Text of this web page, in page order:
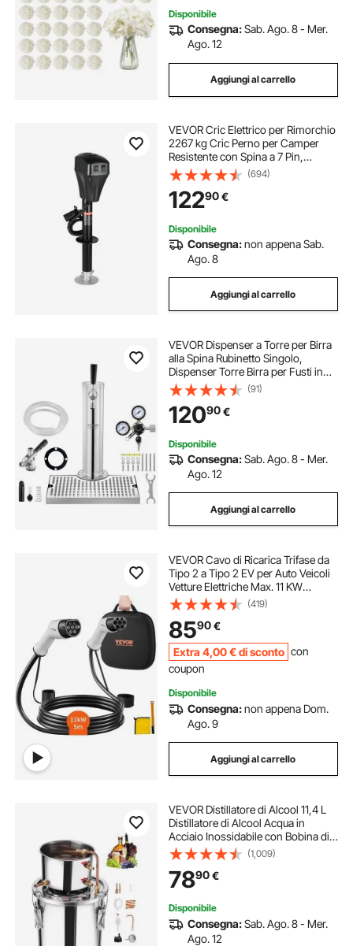
Disponibile
Consegna:Sab. Ago. 8 - Mer.
Ago. 12
Aggiungi al carrello
VEVOR Cric Elettrico per Rimorchio
2267 kg Cric Perno per Camper
Resistente con Spina a 7 Pin,
Manovella Manuale e Copertura
Cric Resistente alle Intemperie,
Sollevamento 255 - 860 mm per
Camper, Nero
(694)
12290€
Disponibile
Consegna:non appena Sab.
Ago. 8
Aggiungi al carrello
VEVOR Dispenser a Torre per Birra
alla Spina Rubinetto Singolo,
Dispenser Torre Birra per Fusti in
Acciaio Inox con Regolatore Doppio
Calibro W21,8 Accoppiatore Fusti
S-System, per Feste a Casa
(91)
12090€
Disponibile
Consegna:Sab. Ago. 8 - Mer.
Ago. 12
Aggiungi al carrello
VEVOR Cavo di Ricarica Trifase da
Tipo 2 a Tipo 2 EV per Auto Veicoli
Vetture Elettriche Max. 11 KW
Lunghezza Cavo 5m, Cavo Ricarica
per Auto Elettriche e Ibride Spina
Tipo 2 IP66 Corrente Max. 16 A
(419)
8590€
Extra 4,00 €di sconto con
coupon
Disponibile
Consegna:non appena Dom.
Ago. 9
Aggiungi al carrello
VEVOR Distillatore di Alcool 11,4 L
Distillatore di Alcool Acqua in
Acciaio Inossidabile con Bobina di
Rame, Kit di Fermentazione per
Raffinazione Birra Fatta in Casa con
Termometro e Pompa, Argento
(1,009)
7890€
Disponibile
Consegna:Sab. Ago. 8 - Mer.
Ago. 12